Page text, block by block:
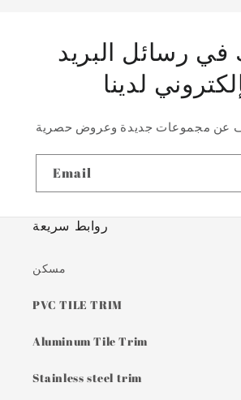
رسائل البريد
لدينا
Email
روابط سريعة
مسكن
PVC TILE TRIM
Aluminum Tile Trim
Stainless steel trim